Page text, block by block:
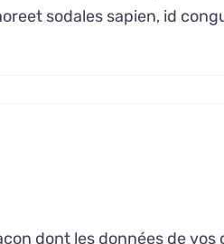
sodales sapien, id
dont les données de